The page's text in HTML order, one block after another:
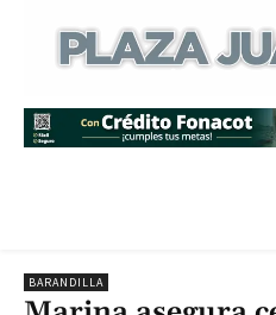
BARANDILLA